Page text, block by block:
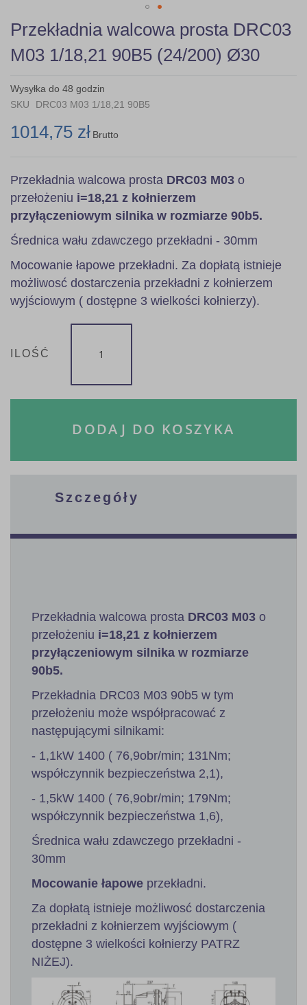
Skip
to
the
beginning
the
images
Przekładnia walcowa prosta DRC03
M03 1/18,21 90B5 (24/200) Ø30
Wysyłka do 48 godzin
SKU
DRC03 M03 1/18,21 90B5
1014,75 zł Brutto
Przekładnia walcowa prosta DRC03 M03 o
przełożeniu i=18,21 z kołnierzem
przyłączeniowym silnika w rozmiarze 90b5.
Średnica wału zdawczego przekładni - 30mm
Mocowanie łapowe przekładni. Za dopłatą istnieje
możliwosć dostarczenia przekładni z kołnierzem
wyjściowym ( dostępne 3 wielkości kołnierzy).
ILOŚĆ
DODAJ DO KOSZYKA
Szczegóły
Przekładnia walcowa prosta DRC03 M03 o
przełożeniu i=18,21 z kołnierzem
przyłączeniowym silnika w rozmiarze
90b5.
Przekładnia DRC03 M03 90b5 w tym
przełożeniu może współpracować z
następującymi silnikami:
- 1,1kW 1400 ( 76,9obr/min; 131Nm;
współczynnik bezpieczeństwa 2,1),
- 1,5kW 1400 ( 76,9obr/min; 179Nm;
współczynnik bezpieczeństwa 1,6),
Średnica wału zdawczego przekładni -
30mm
Mocowanie łapowe przekładni.
Za dopłatą istnieje możliwosć dostarczenia
przekładni z kołnierzem wyjściowym (
dostępne 3 wielkości kołnierzy PATRZ
NIŻEJ).